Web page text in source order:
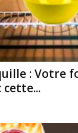
: Votre